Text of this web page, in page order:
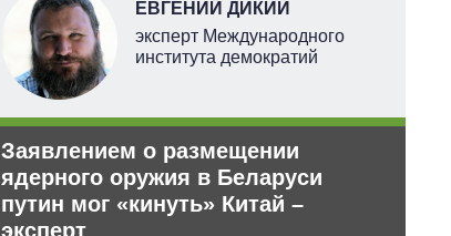
ЕВГЕНИЙ ДИКИЙ
эксперт Международного
института демократий
Заявлением о размещении
ядерного оружия в Беларуси
путин мог «кинуть» Китай –
эксперт